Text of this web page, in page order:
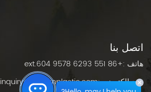
اتصل بنا
هاتف :+86 551 6293 9578 ext.604
بريد إلكتروني :inquiry@ucleanplastic.com